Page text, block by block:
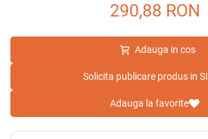
290,88 RON
Adauga in cos
Solicita publicare produs in
Adauga la favorite